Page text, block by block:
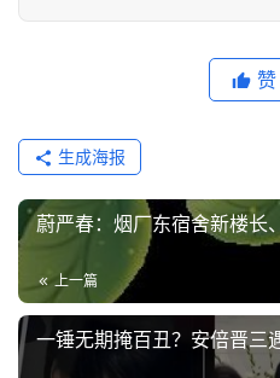
赞
生成海报
蔚严春：烟厂东宿舍新楼长
上一篇
一锤无期掩百丑？安倍晋三